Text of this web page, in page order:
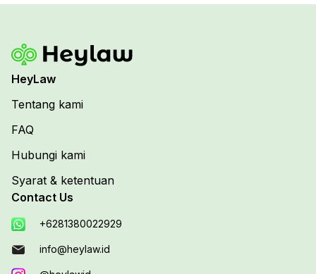
HeyLaw
Tentang kami
FAQ
Hubungi kami
Syarat & ketentuan
Contact Us
+6281380022929
info@heylaw.id